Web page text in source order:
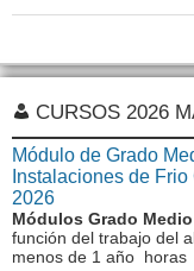
CURSOS 2026
Módulo de Grado
Instalaciones de
2026
Módulos Grado
función del trabajo del
menos de 1 año horas